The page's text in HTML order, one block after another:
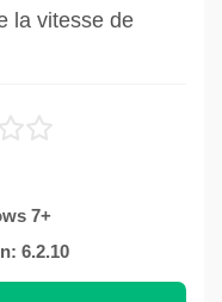
la vitesse de
7+
6.2.10